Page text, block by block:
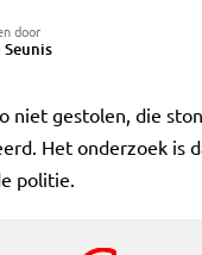
door
Seunis
niet gestolen, die
Het onderzoek is
politie.